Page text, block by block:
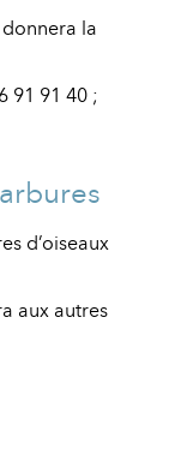
la
91 91 40 ;
d’oiseaux
aux autres